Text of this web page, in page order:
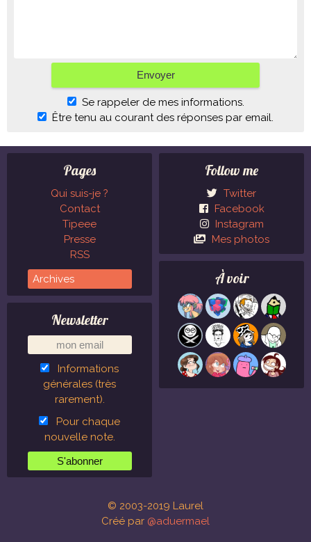
Se rappeler de mes informations.
Être tenu au courant des réponses par email.
Pages
Qui suis-je ?
Contact
Tipeee
Presse
RSS
Newsletter
Informations
générales (très
rarement).
Pour chaque
nouvelle note.
Follow me
Twitter
Facebook
Instagram
Mes photos
À voir
© 2003-2019 Laurel
Créé par @aduermael